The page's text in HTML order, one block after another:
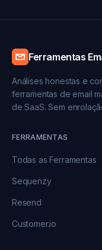
Ferramentas
Análises honestas e
ferramentas de email
de SaaS. Sem
FERRAMENTAS
Todas as Ferramentas
Sequenzy
Resend
Customer.io